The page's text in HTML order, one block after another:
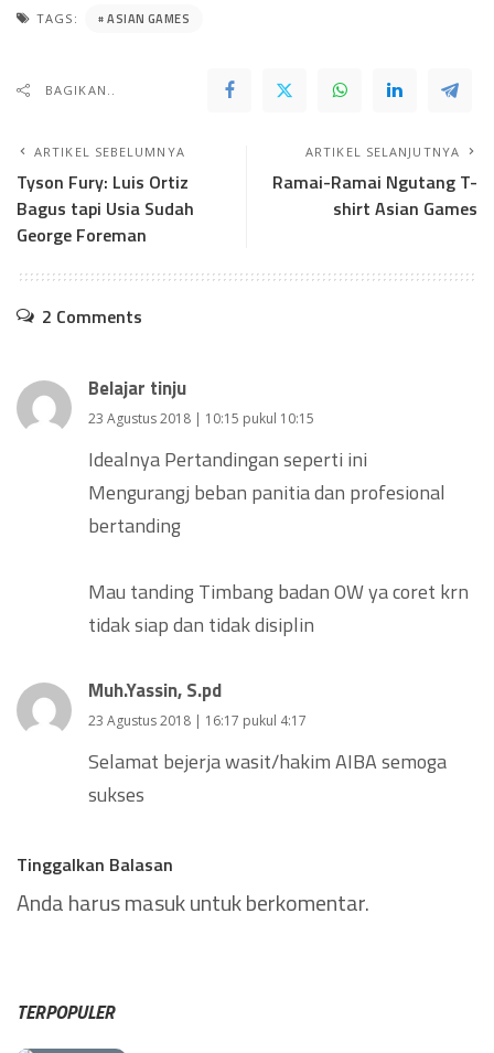
TAGS: ASIAN GAMES
BAGIKAN..
ARTIKEL SEBELUMNYA
Tyson Fury: Luis Ortiz
Bagus tapi Usia Sudah
George Foreman
ARTIKEL SELANJUTNYA
Ramai-Ramai Ngutang T-
shirt Asian Games
2 Comments
Belajar tinju
23 Agustus 2018 | 10:15 pukul 10:15
Idealnya Pertandingan seperti ini
Mengurangj beban panitia dan profesional
bertanding
Mau tanding Timbang badan OW ya coret krn
tidak siap dan tidak disiplin
Muh.Yassin, S.pd
23 Agustus 2018 | 16:17 pukul 4:17
Selamat bejerja wasit/hakim AIBA semoga
sukses
Tinggalkan Balasan
Anda harusmasukuntuk berkomentar.
TERPOPULER